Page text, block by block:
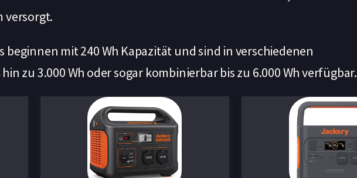
versorgt.
beginnen mit 240 Wh Kapazität und sind in verschiedenen
zu 3.000 Wh oder sogar kombinierbar bis zu 6.000 Wh verfügbar.